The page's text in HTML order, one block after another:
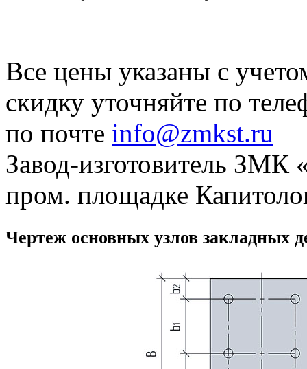
Все цены указаны с
скидку уточняйте по
по почте info@zmkst.ru
Завод-изготовитель ЗМК
пром. площадке
Чертеж основных узлов